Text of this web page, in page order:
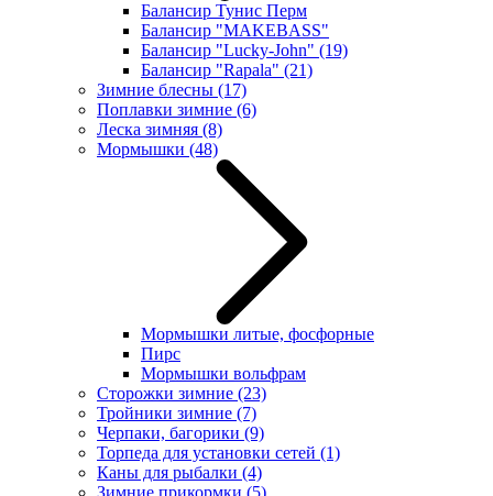
Балансир Тунис Перм
Балансир "MAKEBASS"
Балансир "Lucky-John" (19)
Балансир "Rapala" (21)
Зимние блесны (17)
Поплавки зимние (6)
Леска зимняя (8)
Мормышки (48)
Мормышки литые, фосфорные
Пирс
Мормышки вольфрам
Сторожки зимние (23)
Тройники зимние (7)
Черпаки, багорики (9)
Торпеда для установки сетей (1)
Каны для рыбалки (4)
Зимние прикормки (5)